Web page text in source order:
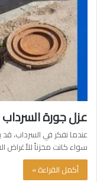
عزل جورة السرداب بالكويت-
عندما نفكر في السرداب،
سواء كانت مخزناً للأغراض
أكمل القراءة »